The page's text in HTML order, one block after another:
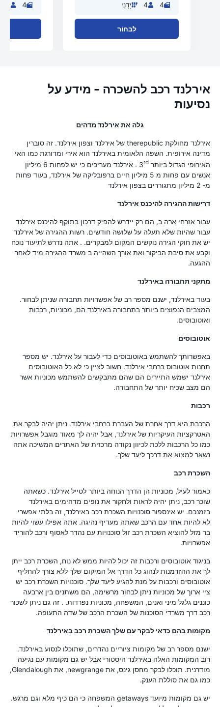
4
4 יָדָנִי
לִבחוֹר
4
4
אירלנד רכב להשכרה - מידע על
נסיעות
גלה את אירלנד מדהים
אירלנד מחולקת therepublic של אירלנד וצפון אירלנד. זה סוברין
מדינה אירופית. השפה הלאומית באירלנד הוא אירי ומדורגת כמו האי
האירופי הגדול ביותר 3 rd
. אירלנד מעריכים כי יש לפחות 6 מיליון
אנשים עם פחות מ 5 מיליון חיים ברפובליקה של אירלנד, בעוד פחות
מ- 2 מיליון מתגוררים בצפון אירלנד
דרישות ההגירה להיכנס אירלנד
עבור אזרחי ארה ב, הם רק יידרש להפיק דרכון בתוקף להיכנס אירלנד
עבור שהיות שלא תעלה על שלושה חודשים. רשות ההגירה של אירלנד
יש את חוקי הגירה נוקשים המקום למבקרים. . אתה נדרש לתיעוד נוכח
וקבע את סיבת הביקור ואת אורך השהייה ב משרד ההגירה מיד לאחר
ההגעה.
מתקני תחבורה באירלנד
בעוד באירלנד, ישנם מספר רב של אפשרויות תחבורה שניתן לבחור.
המצבים הנפוצים ביותר בתחבורה באירלנד הם, מכוניות, רכבות
ואוטובוסים.
אוטובוסים
באפשרותך להשתמש באוטובוסים כדי לעבור על אירלנד. יש מספר
תחנות אוטובוס ברחבי אירלנד. חשוב לציין כי לא כל האוטובוסים
אירלנד ישמש התיירים הם שהם מתבקשים להשתמש מכוניות אשר
הם מצב שכיח יותר של התחבורה.
רכבות
הרכבת היא דרך אחרת של העברת ברחבי אירלנד. ניתן יהיה לבקר את
האטרקציות העיקריות של אירלנד, אבל יהיה לך מאוד מוגבל אפשרויות
כמו כל הרכבות ללכת לכיוון נקודה מרכזית של האתרים המשיכה אתה
נשאר למצוא את דרכך ליעד שלך.
השכרת רכב
כאמור לעיל, מכוניות הן הדרך הנוחה ביותר לטייל אירלנד. כשאתה
שוכר רכב, ניתן יהיה לראות ולחקור את נופים מדהימים באירלנד
בזמנכם. יש אינספור סוכנויות השכרת רכב באירלנד, זה בלתי אפשרי
לא להיות אחד עם הרכב שאתה מעדיף נהיגה. אתה אפילו עשוי להיות
בר מזל להוציא השכרת רכב זול סוכנויות עם נהדר לאסוף ורכב להוריד
אפשרויות.
בניגוד אוטובוסים ורכבות זה יכול להיות ממש לא נוח, השכרת רכב ייתן
לך את ההזדמנות לנהוג כל הדרך אל המיקום שלך ללא צורך להחליף
אוטובוסים ורכבות על מנת להגיע ליעד שלך. סוכנויות השכרת רכב יש
ציי ארוך של מכוניות ניתן לבחור מרשימה, הם משתנים בין ארבעה
כוננים גלגל מיני ואנים, המשפחה, מכוניות נפרדות. . זה גם ניתן לשכור
רכב דרך משרדי הסוכנות של השכרת הרכב של שדה התעופה.
מקומות בהם כדאי לבקר עם שלך השכרת רכב באירלנד
ישנם מספר רב של מקומות ציוריים נהדרים, שתוכלו לנסוע באירלנד.
רוב המקומות האלה באירלנד היסטורי אבל יש גם מקומות עם נגיעה
מודרנית. תוכלו לבקר מחסן גינס, את newgrange, את Glendalough,
כמו גם את סוללת הענק.
יש גם מקומות מיועד getaways המשפחה כי הם כיף מלא וגם מרגש.